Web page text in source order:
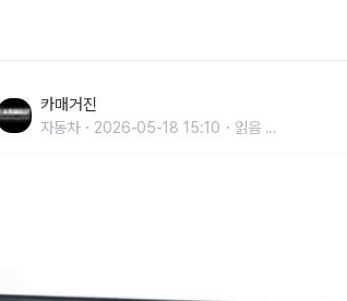
카매거진
자동차 2026-05-18 15:10 읽음 ...